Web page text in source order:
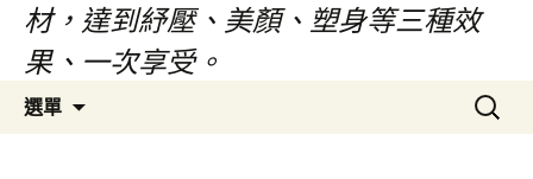
材，達到紓壓、美顏、塑身等三種效
果、一次享受。
選單
搜
尋